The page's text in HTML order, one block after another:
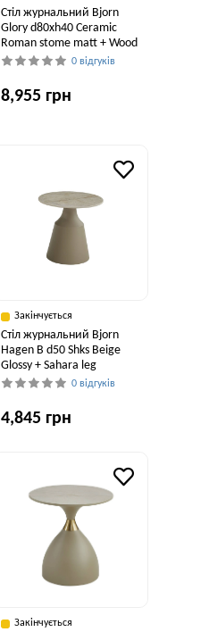
Стіл журнальний Bjorn
Glory d80хh40 Ceramic
Roman stome matt + Wood
0 відгуків
8,955 грн
Закінчується
Стіл журнальний Bjorn
Hagen B d50 Shks Beige
Glossy + Sahara leg
0 відгуків
4,845 грн
Закінчується